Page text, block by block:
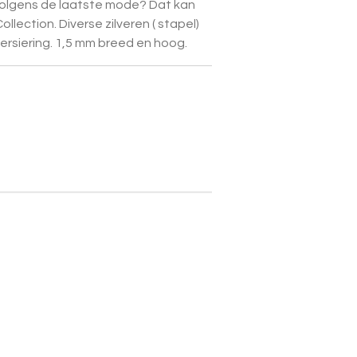
de laatste mode? Dat kan
Diverse zilveren ( stapel)
1,5 mm breed en hoog.